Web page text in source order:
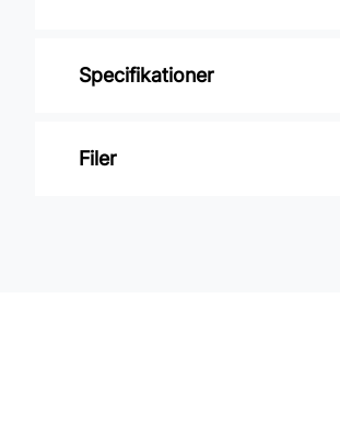
Specifikationer
Varumärke: Midbec Tapeter
Filer